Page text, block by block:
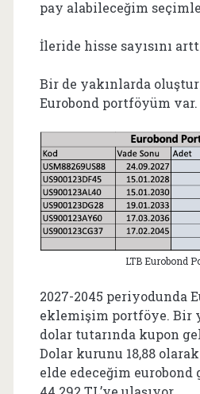
pay alabileceğim
İleride hisse sayısını
Bir de yakınlarda
Eurobond portföyüm var.
LTB Eurobond
2027-2045 periyodunda
eklemişim portföye. Bir
dolar tutarında kupon
Dolar kurunu 18,88
elde edeceğim eurobond